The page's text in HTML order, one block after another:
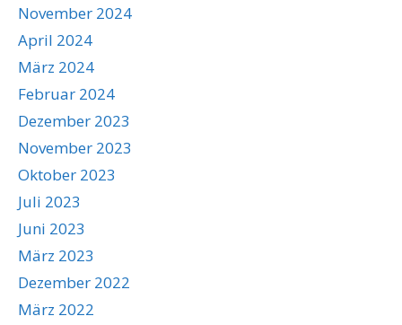
November 2024
April 2024
März 2024
Februar 2024
Dezember 2023
November 2023
Oktober 2023
Juli 2023
Juni 2023
März 2023
Dezember 2022
März 2022